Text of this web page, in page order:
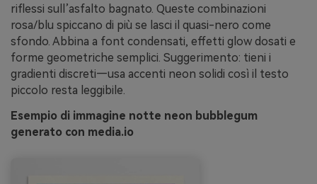
riflessi sull’asfalto bagnato. Queste combinazioni
rosa/blu spiccano di più se lasci il quasi-nero come
sfondo. Abbina a font condensati, effetti glow dosati e
forme geometriche semplici. Suggerimento: tieni i
gradienti discreti—usa accenti neon solidi così il testo
piccolo resta leggibile.
Esempio di immagine notte neon bubblegum
generato con media.io